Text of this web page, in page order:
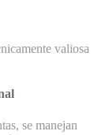
valiosa
se manejan